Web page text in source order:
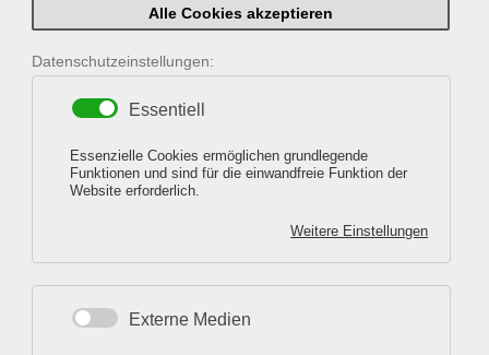
Alle Cookies akzeptieren
Datenschutzeinstellungen:
Essentiell
Essenzielle Cookies ermöglichen grundlegende
Funktionen und sind für die einwandfreie Funktion der
Website erforderlich.
Weitere Einstellungen
Externe Medien
Wir haben Zeit für Ihre Schönheit,